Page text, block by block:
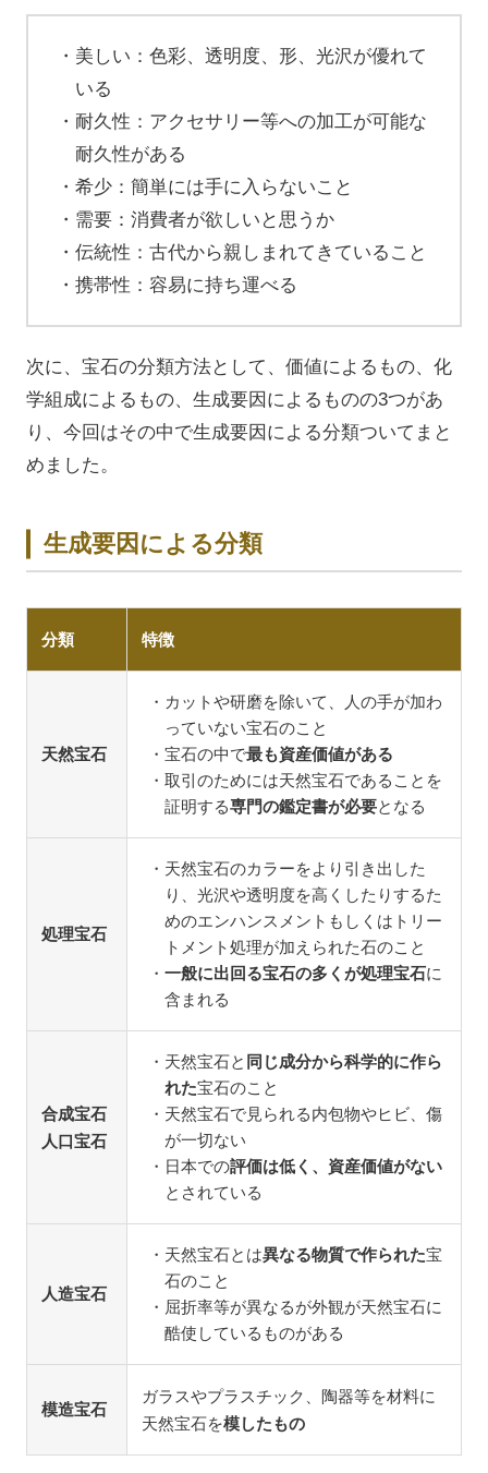
美しい：色彩、透明度、形、光沢が優れて
いる
耐久性：アクセサリー等への加工が可能な
耐久性がある
希少：簡単には手に入らないこと
需要：消費者が欲しいと思うか
伝統性：古代から親しまれてきていること
携帯性：容易に持ち運べる
次に、宝石の分類方法として、価値によるもの、化
学組成によるもの、生成要因によるものの3つがあ
り、今回はその中で生成要因による分類ついてまと
めました。
生成要因による分類
分類 特徴
天然宝石
カットや研磨を除いて、人の手が加わ
っていない宝石のこと
宝石の中で最も資産価値がある
取引のためには天然宝石であることを
証明する専門の鑑定書が必要となる
処理宝石
天然宝石のカラーをより引き出した
り、光沢や透明度を高くしたりするた
めのエンハンスメントもしくはトリー
トメント処理が加えられた石のこと
一般に出回る宝石の多くが処理宝石に
含まれる
合成宝石
人口宝石
天然宝石と 同じ成分から科学的に作ら
れた宝石のこと
天然宝石で見られる内包物やヒビ、傷
が一切ない
日本での評価は低く、資産価値がない
とされている
人造宝石
天然宝石とは異なる物質で作られた宝
石のこと
屈折率等が異なるが外観が天然宝石に
酷使しているものがある
模造宝石
ガラスやプラスチック、陶器等を材料に
天然宝石を模したもの